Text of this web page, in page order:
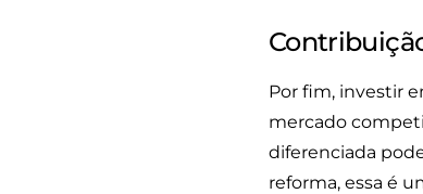
Por fim, investir
mercado
diferenciada
reforma, essa é